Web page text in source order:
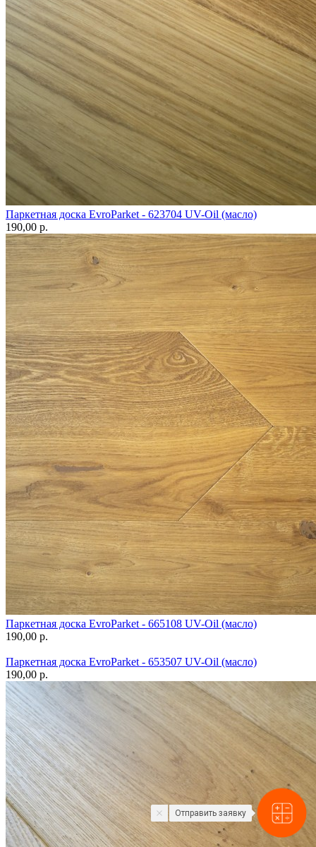
Паркетная доска EvroParket - 623704 UV-Oil (масло)
190,00 p.
Паркетная доска EvroParket - 665108 UV-Oil (масло)
190,00 p.
Паркетная доска EvroParket - 653507 UV-Oil (масло)
190,00 p.
Отправить заявку